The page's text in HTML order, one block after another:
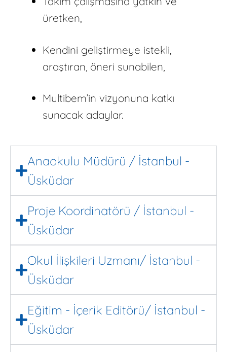
üretken,
Kendini geliştirmeye istekli,
araştıran, öneri sunabilen,
Multibem’in vizyonuna katkı
sunacak adaylar.
Anaokulu Müdürü / İstanbul -
Üsküdar
Proje Koordinatörü / İstanbul -
Üsküdar
Okul İlişkileri Uzmanı/ İstanbul -
Üsküdar
Eğitim - İçerik Editörü/ İstanbul -
Üsküdar